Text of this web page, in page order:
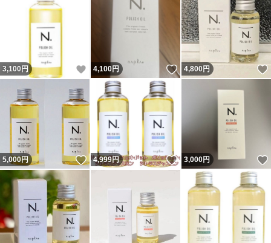
3,100 円 いいね！
4,100円 いいね！
4,800円
5,000円 いいね！
4,999円 いいね！
3,000円